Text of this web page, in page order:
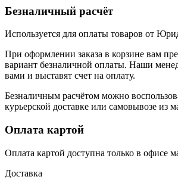
Безналичный расчёт
Используется для оплаты товаров от
При оформлении заказа в корзине вам
вариант безналичной оплаты. Наши
вами и выставят счет на оплату.
Безналичным расчётом можно
курьерской доставке или самовывозе из
Оплата картой
Оплата картой доступна только в офисе
Доставка